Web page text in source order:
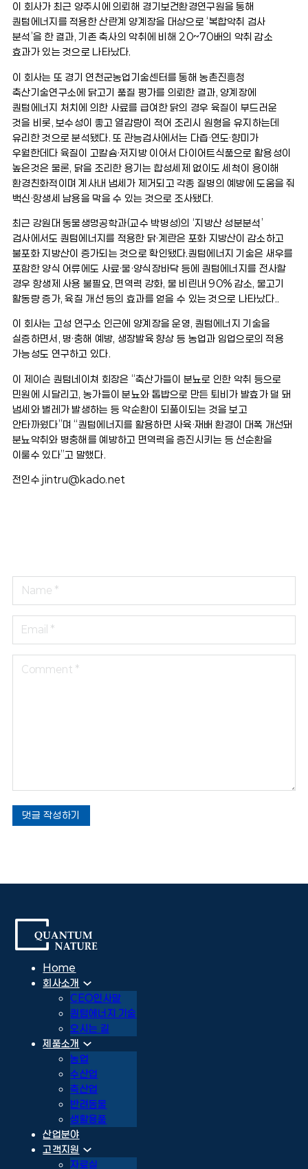
이 회사가 최근 양주시에 의뢰해 경기보건환경연구원을 통해
퀀텀에너지를 적용한 산란계 양계장을 대상으로 ‘복합악취 검사
분석’을 한 결과, 기존 축사의 악취에 비해 20~70배의 악취 감소
효과가 있는 것으로 나타났다.
이 회사는 또 경기 연천군농업기술센터를 통해 농촌진흥청
축산기술연구소에 닭고기 품질 평가를 의뢰한 결과, 양계장에
퀀텀에너지 처치에 의한 사료를 급여한 닭의 경우 육질이 부드러운
것을 비롯, 보수성이 좋고 열감량이 적어 조리시 원형을 유지하는데
유리한 것으로 분석됐다. 또 관능검사에서는 다즙·연도·향미가
우월한데다 육질이 고칼슘·저지방 이어서 다이어트식품으로 활용성이
높은것은 물론, 닭을 조리한 용기는 합성세제 없이도 세척이 용이해
환경친화적이며 계사내 냄세가 제거되고 각종 질병의 예방에 도움을 줘
백신·항생세 남용을 막을 수 있는 것으로 조사됐다.
최근 강원대 동물생명공학과(교수 박병성)의 ‘지방산 성분분석’
검사에서도 퀀텀에너지를 적용한 닭·계란은 포화 지방산이 감소하고
불포화 지방산이 증가되는 것으로 확인됐다.퀀텀에너지 기술은 새우를
포함한 양식 어류에도 사료·물·양식장바닥 등에 퀀텀에너지를 전사할
경우 항생제 사용 불필요, 면역력 강화, 물 비린내 90% 감소, 물고기
활동량 증가, 육질 개선 등의 효과를 얻을 수 있는 것으로 나타났다..
이 회사는 고성 연구소 인근에 양계장을 운영, 퀀텀에너지 기술을
실증하면서, 병·충해 예방, 생장발육 향상 등 농업과 임업으로의 적용
가능성도 연구하고 있다.
이 제이슨 퀀텀네이쳐 회장은 “축산가들이 분뇨로 인한 악취 등으로
민원에 시달리고, 농가들이 분뇨와 톱밥으로 만든 퇴비가 발효가 덜 돼
냄세와 벌레가 발생하는 등 악순환이 되풀이되는 것을 보고
안타까웠다”며 “퀀텀에너지를 활용하면 사육·재배 환경이 대폭 개선돼
분뇨악취와 병충해를 예방하고 면역력을 증진시키는 등 선순환을
이룰수 있다”고 말했다.
전인수 jintru@kado.net
Home
회사소개
CEO인사말
퀀텀에너지 기술
오시는 길
제품소개
농업
수산업
축산업
반려동물
생활용품
산업분야
고객지원
자료실